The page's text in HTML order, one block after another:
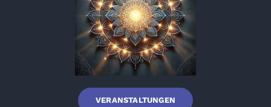
VERANSTALTUNGEN